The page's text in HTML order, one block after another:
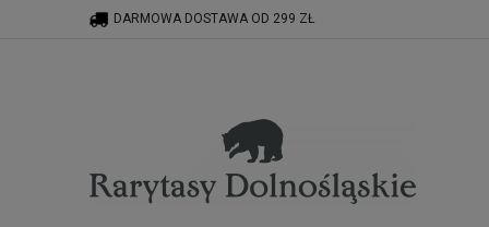
DARMOWA DOSTAWA OD 299 ZŁ